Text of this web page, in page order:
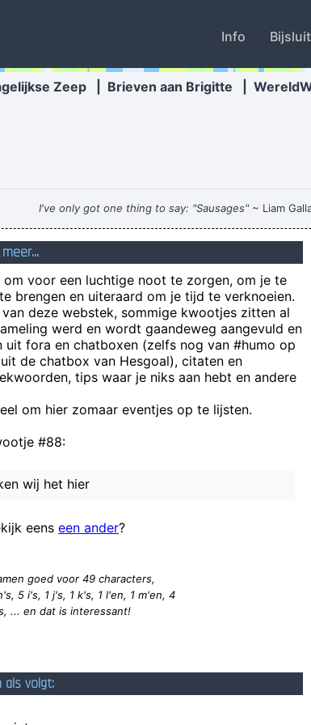
Info
Zeep Brieven aan Brigitte
I've only got one thing to say: "Sausages"~ Liam
die revolutionair horizontaal behangt, begint te huilen bij
Speelde
Ik ben zeer regelmatig beschikbaar voor een
De jacht op oogballen
Bouw ziet orderboekjes snel
voor een luchtige noot te zorgen, om je te
brengen en uiteraard om je tijd te verknoeien.
deze webstek, sommige kwootjes zitten al
werd en wordt gaandeweg aangevuld en
fora en chatboxen (zelfs nog van #humo op
de chatbox van Hesgoal), citaten en
tips waar je niks aan hebt en andere
om hier zomaar eventjes op te lijsten.
#88:
wij het hier
eens een ander?
goed voor 49 characters,
5 i's, 1 j's, 1 k's, 1 l'en, 1 m'en, 4
... en dat is interessant!
als volgt: